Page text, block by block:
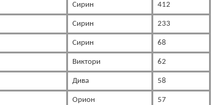
Сирин 412
Сирин 233
Сирин 68
Виктори 62
Дива 58
Орион 57